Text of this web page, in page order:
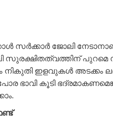
സര്‍ക്കാര്‍ ജോലി
സുരക്ഷിതത്വത്തിന് പുറമെ
ഇളവുകള്‍ അടക്കം
ഭാവി കൂടി